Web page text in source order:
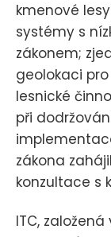
kmenové
systémy s
zákonem;
geolokaci
lesnické
při
zákona
konzultace s
ITC,